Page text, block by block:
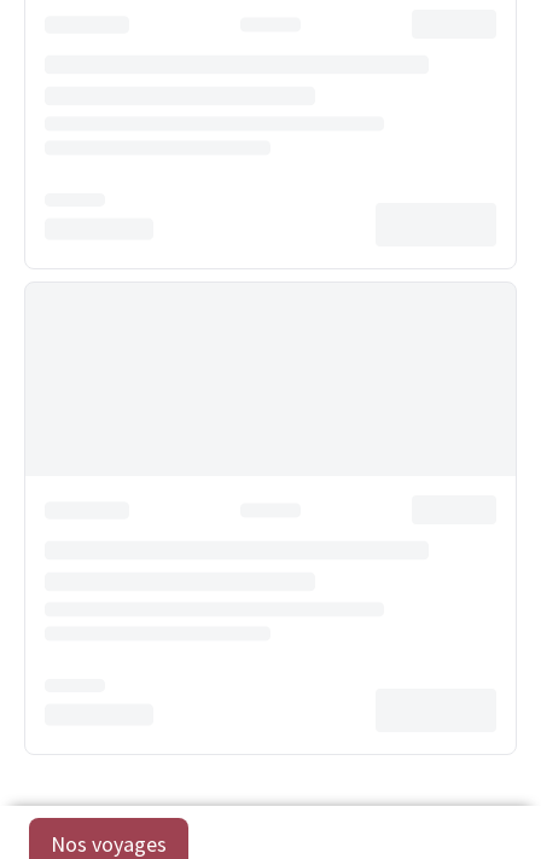
Nos voyages